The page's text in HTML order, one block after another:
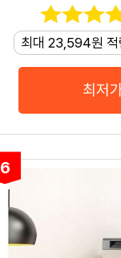
최대 23,594원 적
최저
6